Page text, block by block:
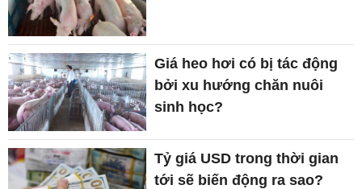
Giá heo hơi có bị tác động
bởi xu hướng chăn nuôi
sinh học?
Tỷ giá USD trong thời gian
tới sẽ biến động ra sao?